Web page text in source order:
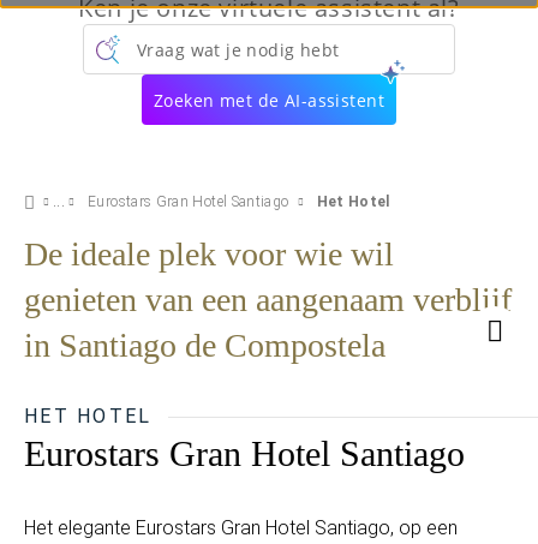
Ken je onze virtuele assistent al?
Vraag wat je nodig hebt
Zoeken met de AI-assistent
Eurostars Gran Hotel Santiago Het Hotel
De ideale plek voor wie wil
genieten van een aangenaam verblijf
in Santiago de Compostela
HET HOTEL
Eurostars Gran Hotel Santiago
Het elegante Eurostars Gran Hotel Santiago, op een